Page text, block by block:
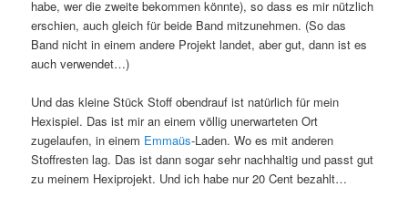
habe, wer die zweite bekommen könnte), so dass es mir nützlich
erschien, auch gleich für beide Band mitzunehmen. (So das
Band nicht in einem andere Projekt landet, aber gut, dann ist es
auch verwendet…)
Und das kleine Stück Stoff obendrauf ist natürlich für mein
Hexispiel. Das ist mir an einem völlig unerwarteten Ort
zugelaufen, in einem Emmaüs-Laden. Wo es mit anderen
Stoffresten lag. Das ist dann sogar sehr nachhaltig und passt gut
zu meinem Hexiprojekt. Und ich habe nur 20 Cent bezahlt…